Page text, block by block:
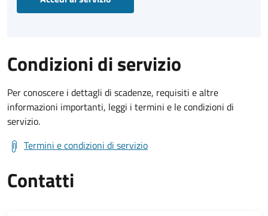
Condizioni di servizio
Per conoscere i dettagli di scadenze, requisiti e altre
informazioni importanti, leggi i termini e le condizioni di
servizio.
Termini e condizioni di servizio
Contatti